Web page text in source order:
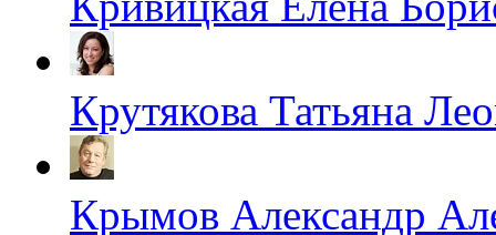
Крутякова Татьяна
Крымов Александр